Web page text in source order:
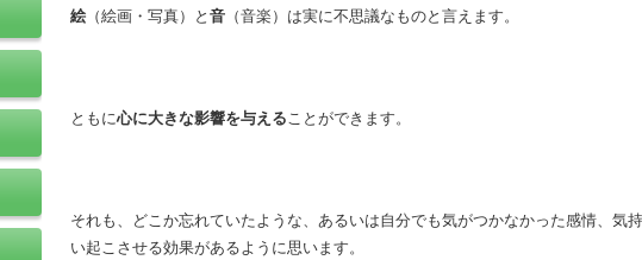
絵 （絵画・写真）と音 （音楽）は実に不思議なものと言えます。
ともに心に大きな影響を与えることができます。
それも、どこか忘れていたような、あるいは自分でも気がつかなかった感情、気
い起こさせる効果があるように思います。